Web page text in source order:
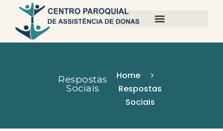
Respostas
Sociais
Home
Respostas
Sociais